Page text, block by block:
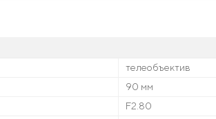
телеобъектив
90 мм
F2.80